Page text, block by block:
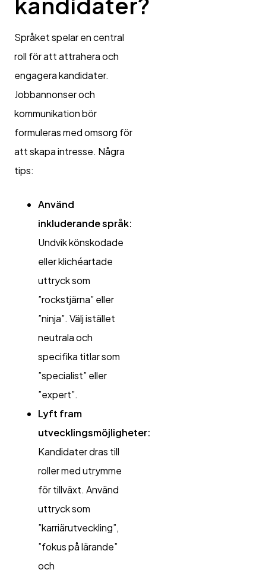
Språket spelar en central
roll för att attrahera och
engagera kandidater.
Jobbannonser och
kommunikation bör
formuleras med omsorg för
att skapa intresse. Några
tips:
Använd
inkluderande språk:
Undvik könskodade
eller klichéartade
uttryck som
”rockstjärna” eller
”ninja”. Välj istället
neutrala och
specifika titlar som
”specialist” eller
”expert”.
Lyft fram
utvecklingsmöjligheter:
Kandidater dras till
roller med utrymme
för tillväxt. Använd
uttryck som
”karriärutveckling”,
”fokus på lärande”
och